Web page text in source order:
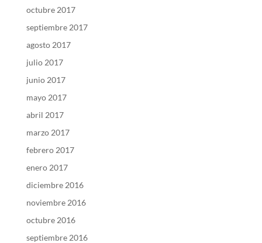
octubre 2017
septiembre 2017
agosto 2017
julio 2017
junio 2017
mayo 2017
abril 2017
marzo 2017
febrero 2017
enero 2017
diciembre 2016
noviembre 2016
octubre 2016
septiembre 2016